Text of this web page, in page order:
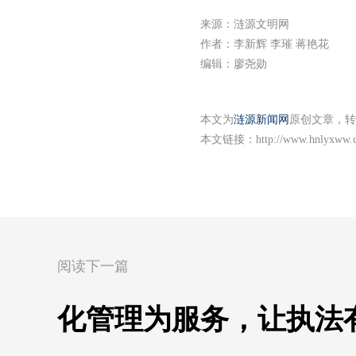
来源：涟源文明网
作者：李新辉 李璀 蒋艳花
编辑：廖尧勋
本文为涟源新闻网 原创文章，
本文链接： http://
阅读下一篇
化管理为服务，让执法